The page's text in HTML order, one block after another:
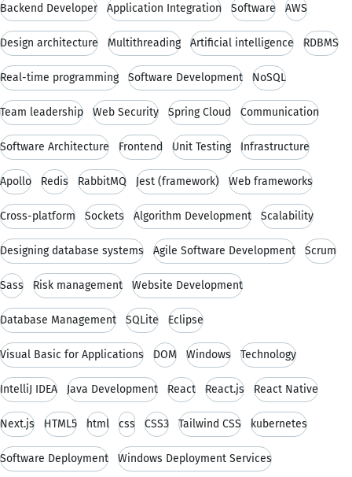
Backend Developer Application Integration Software AWS
Design architecture Multithreading Artificial intelligence RDBMS
Real-time programming Software Development NoSQL
Team leadership Web Security Spring Cloud Communication
Software Architecture Frontend Unit Testing Infrastructure
Apollo Redis RabbitMQ Jest (framework) Web frameworks
Cross-platform Sockets Algorithm Development Scalability
Designing database systems Agile Software Development Scrum
Sass Risk management Website Development
Database Management SQLite Eclipse
Visual Basic for Applications DOM Windows Technology
IntelliJ IDEA Java Development React React.js React Native
Next.js HTML5 html css CSS3 Tailwind CSS kubernetes
Software Deployment Windows Deployment Services